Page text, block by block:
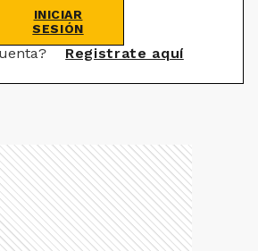
INICIAR
SESIÓN
Registrate aquí